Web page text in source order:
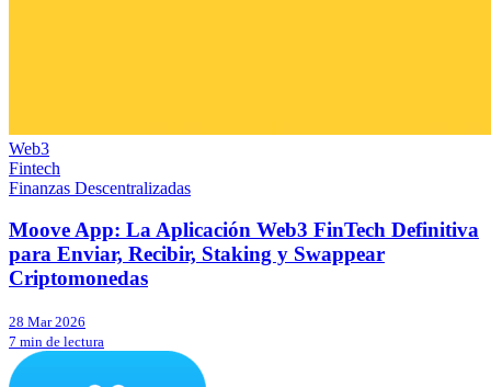
Web3
Fintech
Finanzas Descentralizadas
Moove App: La Aplicación Web3 FinTech Definitiva
para Enviar, Recibir, Staking y Swappear
Criptomonedas
28 Mar 2026
7 min de lectura